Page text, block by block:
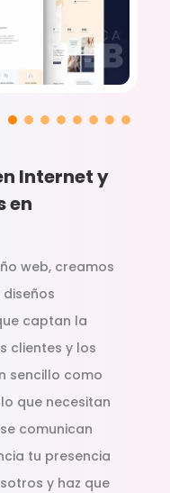
Internet y
en
web, creamos
captan la
clientes y los
sencillo como
que necesitan
comunican
tu presencia
y haz que